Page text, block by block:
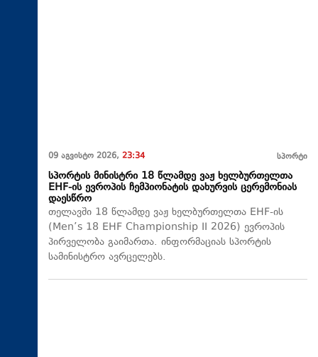
09 აგვისტო 2026, 23:34 სპორტი
სპორტის მინისტრი 18 წლამდე ვაჟ ხელბურთელთა
EHF-ის ევროპის ჩემპიონატის დახურვის ცერემონიას
დაესწრო
თელავში 18 წლამდე ვაჟ ხელბურთელთა EHF-ის
(Men’s 18 EHF Championship II 2026) ევროპის
პირველობა გაიმართა. ინფორმაციას სპორტის
სამინისტრო ავრცელებს.